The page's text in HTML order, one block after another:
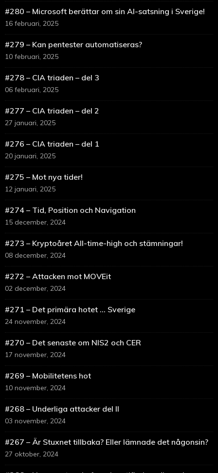
#280 – Microsoft berättar om sin AI-satsning i Sverige!
16 februari, 2025
#279 – Kan pentester automatiseras?
10 februari, 2025
#278 – CIA triaden – del 3
06 februari, 2025
#277 – CIA triaden – del 2
27 januari, 2025
#276 – CIA triaden – del 1
20 januari, 2025
#275 – Mot nya tider!
12 januari, 2025
#274 – Tid, Position och Navigation
15 december, 2024
#273 – Kryptoåret All-time-high och stämningar!
08 december, 2024
#272 – Attacken mot MOVEit
02 december, 2024
#271 – Det primära hotet … Sverige
24 november, 2024
#270 – Det senaste om NIS2 och CER
17 november, 2024
#269 – Mobilitetens hot
10 november, 2024
#268 – Underliga attacker del II
03 november, 2024
#267 – Är Stuxnet tillbaka? Eller lämnade det någonsin?
27 oktober, 2024